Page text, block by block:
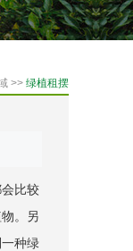
>> 绿植租摆
比较
。另
种绿